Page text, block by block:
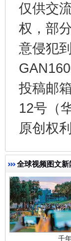
仅供交
权，部
意侵犯
投稿邮
12号（
原创权
全球视频图文新
东山县通报“